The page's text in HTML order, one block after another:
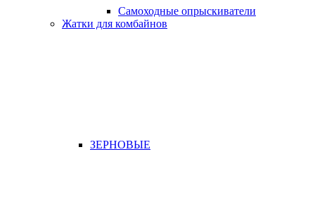
Самоходные опрыскиватели
Жатки для комбайнов
ЗЕРНОВЫЕ